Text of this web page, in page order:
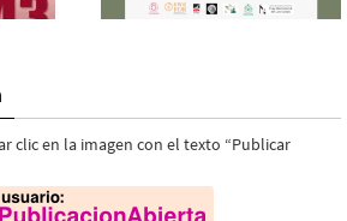
clic en la imagen con el texto “Publicar